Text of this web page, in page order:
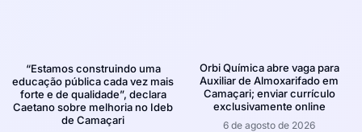
“Estamos construindo uma
educação pública cada vez mais
forte e de qualidade”, declara
Caetano sobre melhoria no Ideb
de Camaçari
Orbi Química abre vaga para
Auxiliar de Almoxarifado em
Camaçari; enviar currículo
exclusivamente online
6 de agosto de 2026